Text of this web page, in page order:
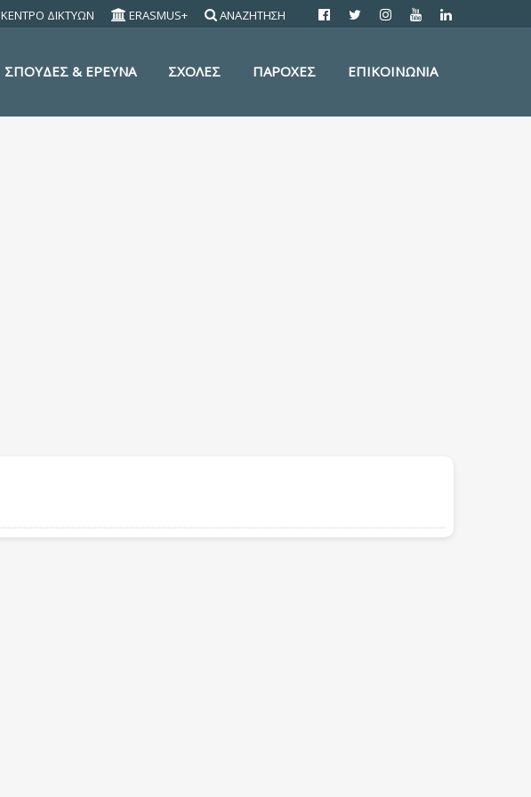
ΚΕΝΤΡΟ ΔΙΚΤΥΩΝ ERASMUS+ ΑΝΑΖΗΤΗΣΗ
ΣΠΟΥΔΕΣ & ΕΡΕΥΝΑ ΣΧΟΛΕΣ ΠΑΡΟΧΕΣ ΕΠΙΚΟΙΝΩΝΙΑ